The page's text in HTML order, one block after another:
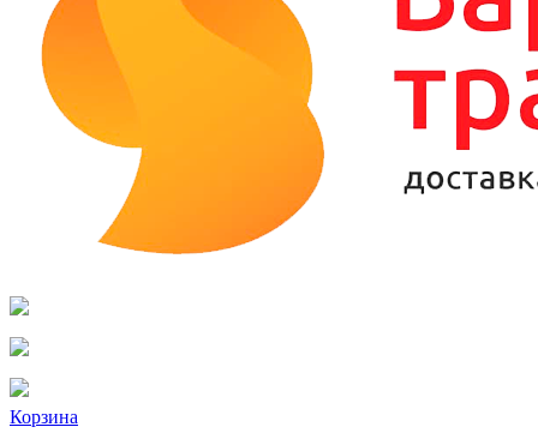
Корзина